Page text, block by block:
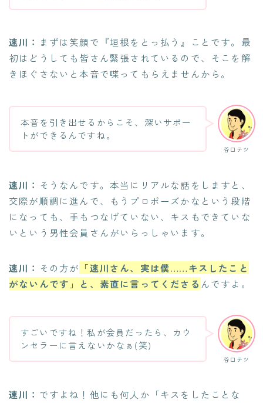
速川： まずは笑顔で『垣根をとっ払う』ことです。最
初はどうしても皆さん緊張されているので、そこを解
きほぐさないと本音で喋ってもらえませんから。
谷口テツ
本音を引き出せるからこそ、深いサポー
トができるんですね。
速川： そうなんです。本当にリアルな話をしますと、
交際が順調に進んで、もうプロポーズかなという段階
になっても、手もつなげていない、キスもできていな
いという男性会員さんがいらっしゃいます。
速川： その方が 「速川さん、実は僕……キスしたこと
がないんです」と、素直に言ってくださる んですよ。
谷口テツ
すごいですね！私が会員だったら、カウ
ンセラーに言えないかなぁ(笑)
速川： ですよね！他にも何人か「キスをしたことな